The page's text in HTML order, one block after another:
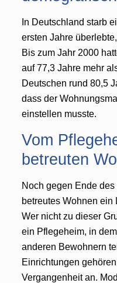
In Deutschland starb
ersten Jahre
Bis zum Jahr 2000
auf 77,3 Jahre mehr
Deutschen rund 80,5
dass der
einstellen musste.
Vom
betreuten
Noch gegen Ende
betreutes Wohnen ein
Wer nicht zu dieser
ein Pflegeheim, in
anderen Bewohnern
Einrichtungen
Vergangenheit an.